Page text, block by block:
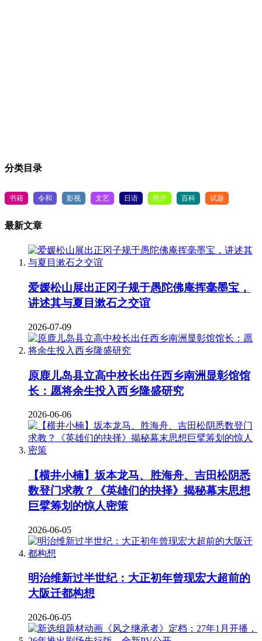
分类目录
书籍 令和 影视 文艺 日语 照片 百科 试题
最新文章
爱媛松山展出正冈子规于愚陀佛庵挥毫墨宝，
讲述其与夏目漱石之交谊
2026-07-09
原鹿儿岛县立高中校长出任西乡南洲显彰馆馆
长：愿将余生投入西乡隆盛研究
2026-06-06
【横井小楠】坂本龙马、胜海舟、吉田松阴悉
数登门求教？《英雄们的抉择》揭秘幕末思想
巨擘筹划的惊人密策
2026-06-05
明治维新过半世纪：大正初年曾现宏大超前的
大阪迁都构想
2026-06-05